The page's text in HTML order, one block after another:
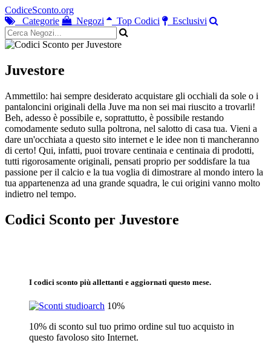
CodiceSconto.org
Categorie
Negozi Top Codici Esclusivi
Juvestore
Ammettilo: hai sempre desiderato acquistare gli occhiali da sole o i
pantaloncini originali della Juve ma non sei mai riuscito a trovarli!
Beh, adesso è possibile e, soprattutto, è possibile restando
comodamente seduto sulla poltrona, nel salotto di casa tua. Vieni a
dare un'occhiata a questo sito internet e le idee non ti mancheranno
di certo! Qui, infatti, puoi trovare centinaia e centinaia di prodotti,
tutti rigorosamente originali, pensati proprio per soddisfare la tua
passione per il calcio e la tua voglia di dimostrare al mondo intero la
tua appartenenza ad una grande squadra, le cui origini vanno molto
indietro nel tempo.
Codici Sconto per Juvestore
I codici sconto più allettanti e aggiornati questo mese.
10%
10% di sconto sul tuo primo ordine sul tuo acquisto in
questo favoloso sito Internet.